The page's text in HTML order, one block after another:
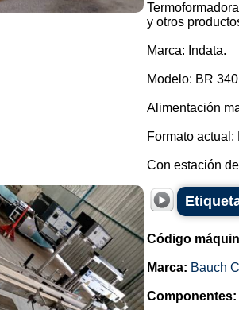
y otros
Marca: Indata.
Modelo: BR
Alimentación
Formato
Con estación
Código
Marca: Bauch
Componentes: